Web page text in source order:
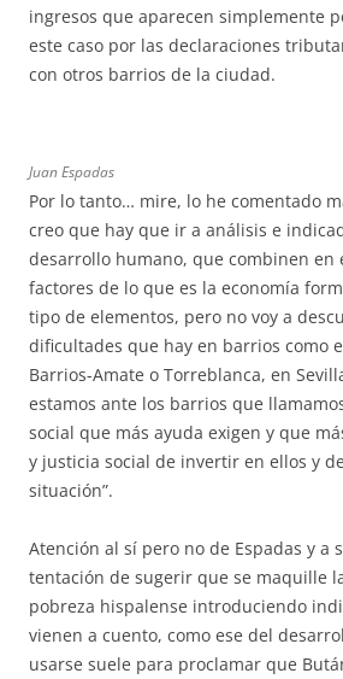
ingresos que aparecen simplemente
este caso por las declaraciones
con otros barrios de la ciudad.
Juan Espadas
Por lo tanto… mire, lo he comentado
creo que hay que ir a análisis e
desarrollo humano, que combinen en
factores de lo que es la economía
tipo de elementos, pero no voy a
dificultades que hay en barrios como
Barrios-Amate o Torreblanca, en
estamos ante los barrios que
social que más ayuda exigen y que
y justicia social de invertir en ellos y
situación”.
Atención al sí pero no de Espadas y a
tentación de sugerir que se maquille
pobreza hispalense introduciendo
vienen a cuento, como ese del
usarse suele para proclamar que